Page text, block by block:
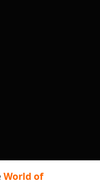
World of